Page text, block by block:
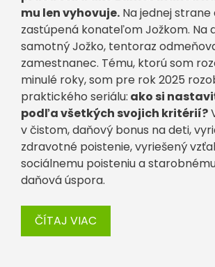
mu len vyhovuje. Na jednej
zastúpená konateľom Jožkom. Na
samotný Jožko, tentoraz
zamestnanec. Tému, ktorú som
minulé roky, som pre rok 2025
praktického seriálu: ako si
podľa všetkých svojich kritérií?
v čistom, daňový bonus na deti,
zdravotné poistenie, vyriešený
sociálnemu poisteniu a
daňová úspora.
ČÍTAJ VIAC